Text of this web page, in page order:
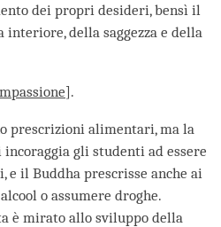
dei propri desideri, bensì il
della saggezza e della
].
prescrizioni alimentari, ma la
gli studenti ad essere
il Buddha prescrisse anche ai
o assumere droghe.
è mirato allo sviluppo della